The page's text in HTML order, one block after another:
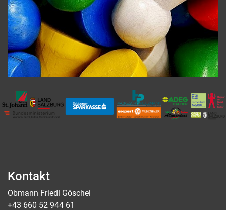
Kontakt
Obmann Friedl Göschel
+43 660 52 944 61